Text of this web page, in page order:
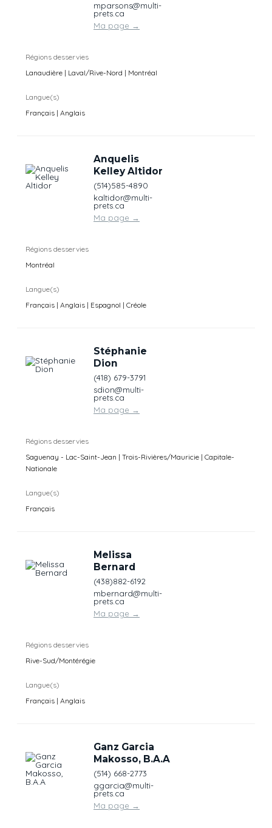
mparsons@multi-
prets.ca
Ma page →
Régions desservies
Lanaudière | Laval/Rive-Nord | Montréal
Langue(s)
Français | Anglais
Anquelis
Kelley Altidor
(514)585-4890
kaltidor@multi-
prets.ca
Ma page →
Régions desservies
Montréal
Langue(s)
Français | Anglais | Espagnol | Créole
Stéphanie
Dion
(418) 679-3791
sdion@multi-
prets.ca
Ma page →
Régions desservies
Saguenay - Lac-Saint-Jean | Trois-Rivières/Mauricie | Capitale-
Nationale
Langue(s)
Français
Melissa
Bernard
(438)882-6192
mbernard@multi-
prets.ca
Ma page →
Régions desservies
Rive-Sud/Montérégie
Langue(s)
Français | Anglais
Ganz Garcia
Makosso, B.A.A
(514) 668-2773
ggarcia@multi-
prets.ca
Ma page →